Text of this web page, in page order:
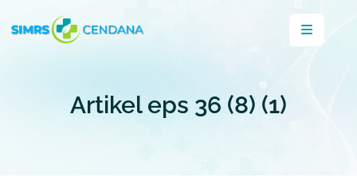
Artikel eps 36 (8) (1)